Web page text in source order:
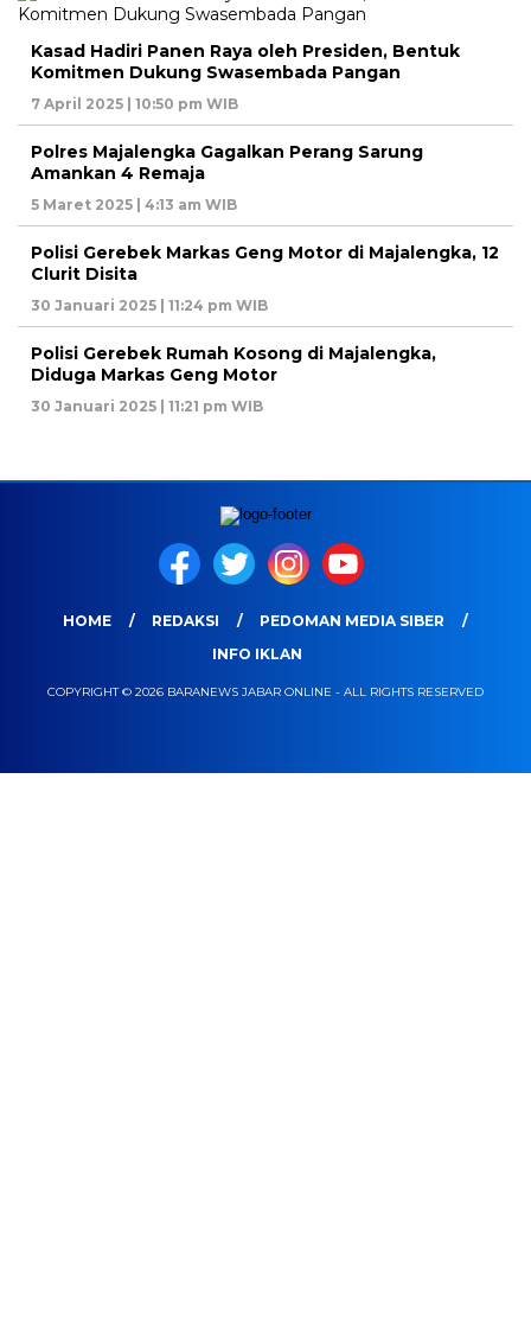
Kasad Hadiri Panen Raya oleh Presiden, Bentuk
Komitmen Dukung Swasembada Pangan
7 April 2025 | 10:50 pm WIB
Polres Majalengka Gagalkan Perang Sarung
Amankan 4 Remaja
5 Maret 2025 | 4:13 am WIB
Polisi Gerebek Markas Geng Motor di Majalengka, 12
Clurit Disita
30 Januari 2025 | 11:24 pm WIB
Polisi Gerebek Rumah Kosong di Majalengka,
Diduga Markas Geng Motor
30 Januari 2025 | 11:21 pm WIB
HOME REDAKSI
PEDOMAN MEDIA SIBER
INFO IKLAN
COPYRIGHT © 2026 BARANEWS JABAR ONLINE - ALL RIGHTS RESERVED